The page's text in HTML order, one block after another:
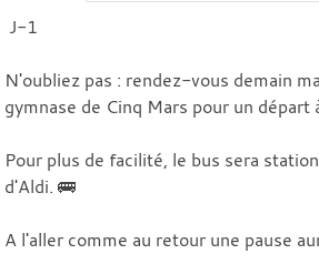
J-1
N'oubliez pas : rendez-vous demain
gymnase de Cinq Mars pour un départ
Pour plus de facilité, le bus sera
d'Aldi. 🚌
A l'aller comme au retour une pause